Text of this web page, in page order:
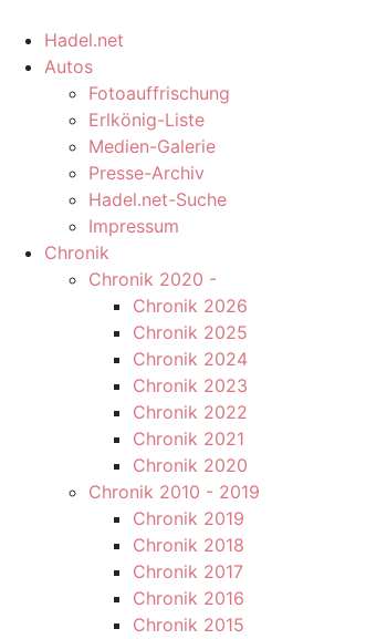
Hadel.net
Autos
Fotoauffrischung
Erlkönig-Liste
Medien-Galerie
Presse-Archiv
Hadel.net-Suche
Impressum
Chronik
Chronik 2020 -
Chronik 2026
Chronik 2025
Chronik 2024
Chronik 2023
Chronik 2022
Chronik 2021
Chronik 2020
Chronik 2010 - 2019
Chronik 2019
Chronik 2018
Chronik 2017
Chronik 2016
Chronik 2015